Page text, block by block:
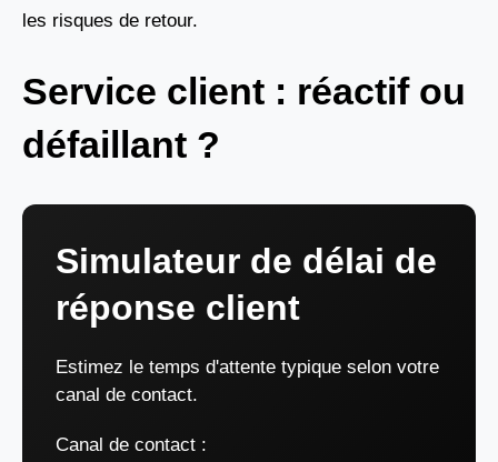
les risques de retour.
Service client : réactif ou
défaillant ?
Simulateur de délai de
réponse client
Estimez le temps d'attente typique selon votre
canal de contact.
Canal de contact :